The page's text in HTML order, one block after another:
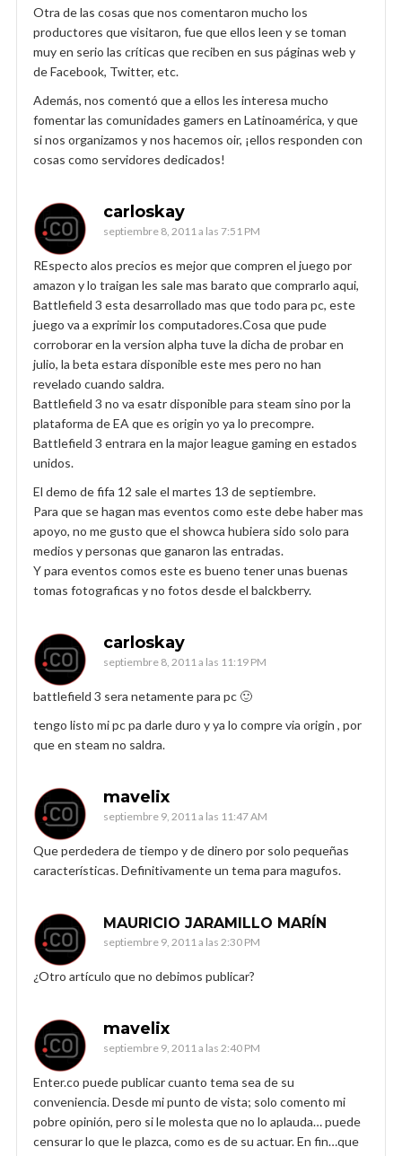
Otra de las cosas que nos comentaron mucho los
productores que visitaron, fue que ellos leen y se toman
muy en serio las críticas que reciben en sus páginas web y
de Facebook, Twitter, etc.
Además, nos comentó que a ellos les interesa mucho
fomentar las comunidades gamers en Latinoamérica, y que
si nos organizamos y nos hacemos oir, ¡ellos responden con
cosas como servidores dedicados!
carloskay
septiembre 8, 2011 a las 7:51 PM
REspecto alos precios es mejor que compren el juego por
amazon y lo traigan les sale mas barato que comprarlo aqui,
Battlefield 3 esta desarrollado mas que todo para pc, este
juego va a exprimir los computadores.Cosa que pude
corroborar en la version alpha tuve la dicha de probar en
julio, la beta estara disponible este mes pero no han
revelado cuando saldra.
Battlefield 3 no va esatr disponible para steam sino por la
plataforma de EA que es origin yo ya lo precompre.
Battlefield 3 entrara en la major league gaming en estados
unidos.
El demo de fifa 12 sale el martes 13 de septiembre.
Para que se hagan mas eventos como este debe haber mas
apoyo, no me gusto que el showca hubiera sido solo para
medios y personas que ganaron las entradas.
Y para eventos comos este es bueno tener unas buenas
tomas fotograficas y no fotos desde el balckberry.
carloskay
septiembre 8, 2011 a las 11:19 PM
battlefield 3 sera netamente para pc 🙂
tengo listo mi pc pa darle duro y ya lo compre via origin , por
que en steam no saldra.
mavelix
septiembre 9, 2011 a las 11:47 AM
Que perdedera de tiempo y de dinero por solo pequeñas
características. Definitivamente un tema para magufos.
MAURICIO JARAMILLO MARÍN
septiembre 9, 2011 a las 2:30 PM
¿Otro artículo que no debimos publicar?
mavelix
septiembre 9, 2011 a las 2:40 PM
Enter.co puede publicar cuanto tema sea de su
conveniencia. Desde mi punto de vista; solo comento mi
pobre opinión, pero si le molesta que no lo aplauda… puede
censurar lo que le plazca, como es de su actuar. En fin…que